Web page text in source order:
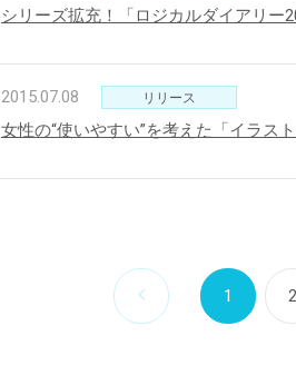
シリーズ拡充！「ロジカルダイアリー
2015.07.08 リリース
女性の“使いやすい”を考えた「イラス
1 2